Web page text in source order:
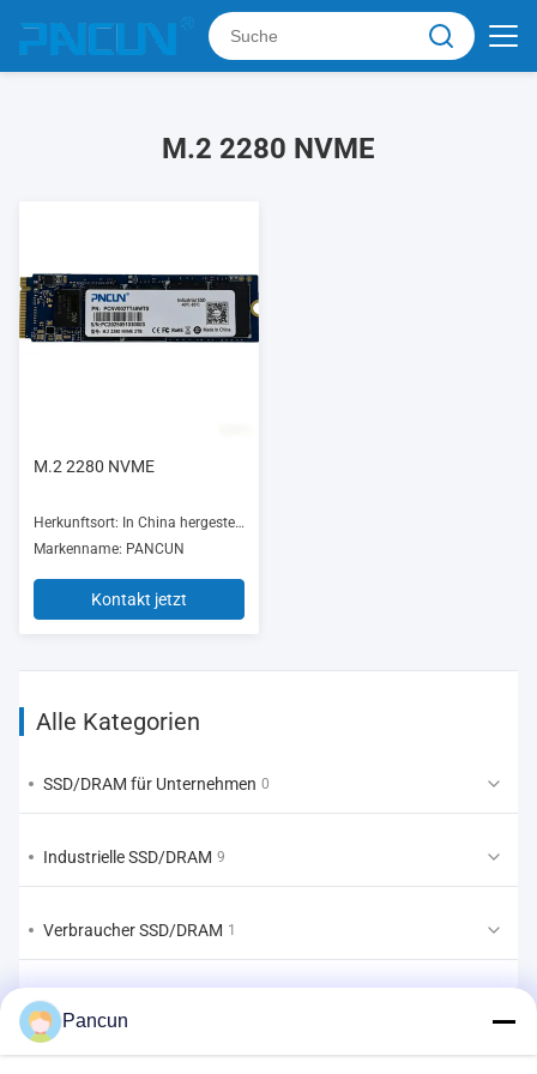
M.2 2280 NVME
M.2 2280 NVME
Herkunftsort: In China hergestellt
Markenname: PANCUN
Kontakt jetzt
Alle Kategorien
SSD/DRAM für Unternehmen 0
Industrielle SSD/DRAM 9
Verbraucher SSD/DRAM 1
EMMC/UFS/LPDDR
Pancun